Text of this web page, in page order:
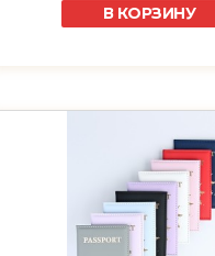
В КОРЗИНУ